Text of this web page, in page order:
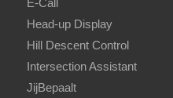
E-Call
Head-up Display
Hill Descent Control
Intersection Assistant
JijBepaalt